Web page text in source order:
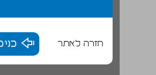
חזרה לאתר